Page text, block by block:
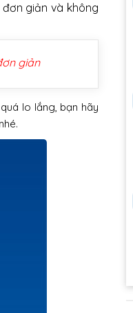
giản và không
giản
lo lắng, bạn hãy